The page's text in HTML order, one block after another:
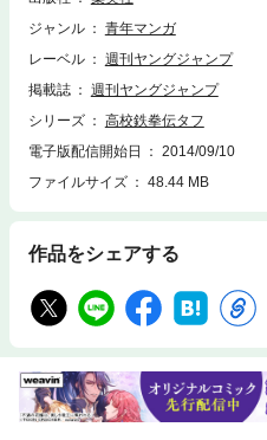
ジャンル
青年マンガ
レーベル
週刊ヤングジャンプ
掲載誌
週刊ヤングジャンプ
シリーズ
高校鉄拳伝タフ
電子版配信開始日
2014/09/10
ファイルサイズ
48.44 MB
作品をシェアする